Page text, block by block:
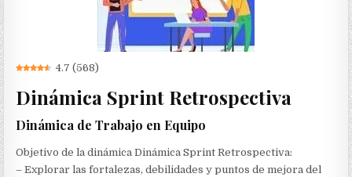
4.7 (568)
Dinámica Sprint Retrospectiva
Dinámica de Trabajo en Equipo
Objetivo de la dinámica Dinámica Sprint Retrospectiva:
– Explorar las fortalezas, debilidades y puntos de mejora del